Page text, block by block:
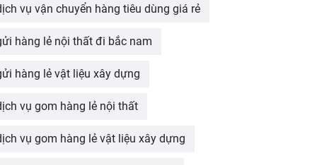
vụ vận chuyển hàng tiêu dùng giá rẻ
hàng lẻ nội thất đi bắc nam
hàng lẻ vật liệu xây dựng
vụ gom hàng lẻ nội thất
vụ gom hàng lẻ vật liệu xây dựng